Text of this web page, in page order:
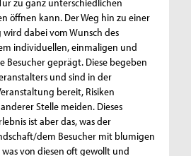
zu ganz unterschiedlichen
öffnen kann. Der Weg hin zu einer
dabei vom Wunsch des
individuellen, einmaligen und
Besucher geprägt. Diese begeben
und sind in der
bereit, Risiken
Stelle meiden. Dieses
ist aber das, was der
dem Besucher mit blumigen
von diesen oft gewollt und